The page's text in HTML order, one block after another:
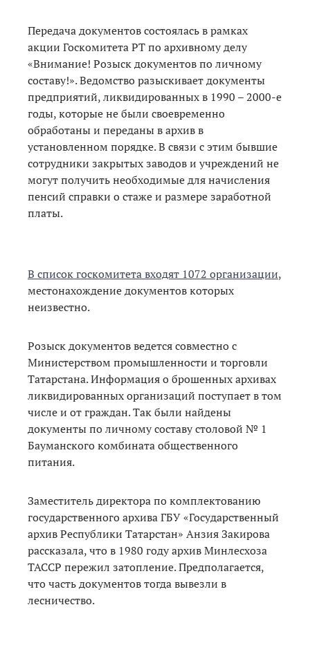
Передача документов состоялась в рамках
акции Госкомитета РТ по архивному делу
«Внимание! Розыск документов по личному
составу!». Ведомство разыскивает документы
предприятий, ликвидированных в 1990 – 2000-е
годы, которые не были своевременно
обработаны и переданы в архив в
установленном порядке. В связи с этим бывшие
сотрудники закрытых заводов и учреждений не
могут получить необходимые для начисления
пенсий справки о стаже и размере заработной
платы.
В список госкомитета входят 1072 организации,
местонахождение документов которых
неизвестно.
Розыск документов ведется совместно с
Министерством промышленности и торговли
Татарстана. Информация о брошенных архивах
ликвидированных организаций поступает в том
числе и от граждан. Так были найдены
документы по личному составу столовой № 1
Бауманского комбината общественного
питания.
Заместитель директора по комплектованию
государственного архива ГБУ «Государственный
архив Республики Татарстан» Анзия Закирова
рассказала, что в 1980 году архив Минлесхоза
ТАССР пережил затопление. Предполагается,
что часть документов тогда вывезли в
лесничество.